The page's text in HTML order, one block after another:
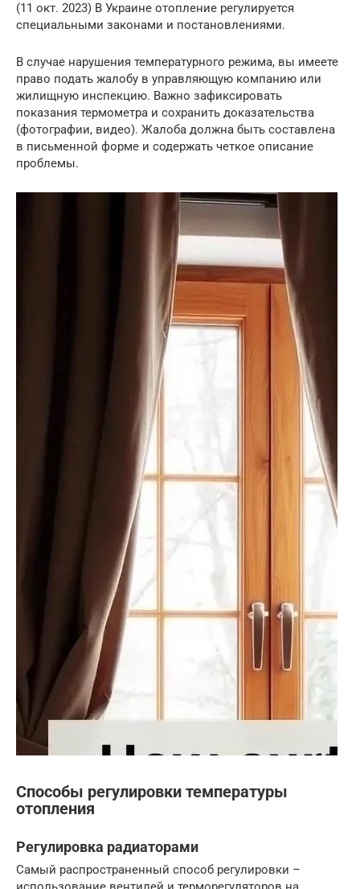
(11 окт. 2023) В Украине отопление регулируется
специальными законами и постановлениями.
В случае нарушения температурного режима, вы имеете
право подать жалобу в управляющую компанию или
жилищную инспекцию. Важно зафиксировать
показания термометра и сохранить доказательства
(фотографии, видео). Жалоба должна быть составлена
в письменной форме и содержать четкое описание
проблемы.
Способы регулировки температуры
отопления
Регулировка радиаторами
Самый распространенный способ регулировки –